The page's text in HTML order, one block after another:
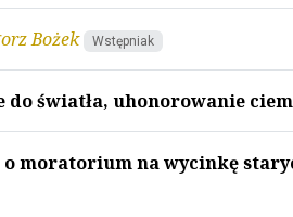
Bożek Wstępniak
do światła, uhonorowanie
o moratorium na wycinkę